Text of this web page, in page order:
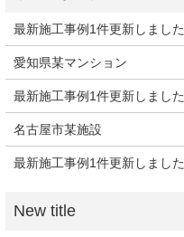
最新施工事例1件更新しました
愛知県某マンション
最新施工事例1件更新しました
名古屋市某施設
最新施工事例1件更新しました